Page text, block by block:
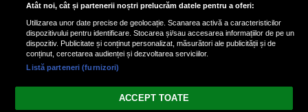
Vezi varianta Desktop
Atât noi, cât și partenerii noștri prelucrăm datele pentru a oferi:
Utilizarea unor date precise de geolocație. Scanarea activă a caracteristicilor
dispozitivului pentru identificare. Stocarea și/sau accesarea informațiilor de pe un
dispozitiv. Publicitate și conținut personalizat, măsurători ale publicității și de
conținut, cercetarea audienței și dezvoltarea serviciilor.
Listă parteneri (furnizori)
ACCEPT TOATE